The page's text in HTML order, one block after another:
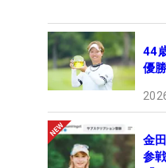
44
優
金
参